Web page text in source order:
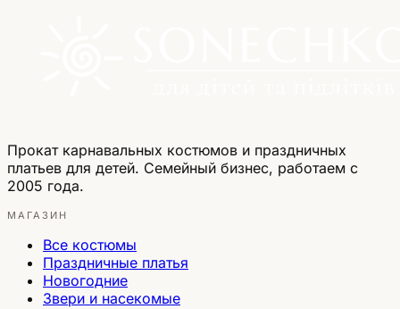
Прокат карнавальных костюмов и праздничных
платьев для детей. Семейный бизнес, работаем с
2005 года.
МАГАЗИН
Все костюмы
Праздничные платья
Новогодние
Звери и насекомые